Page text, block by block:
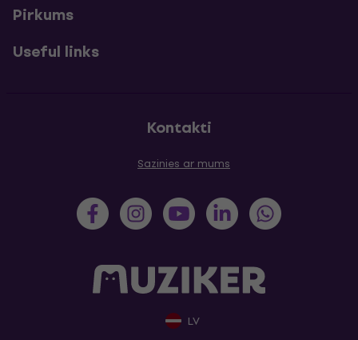
Pirkums
Useful links
Kontakti
Sazinies ar mums
LV